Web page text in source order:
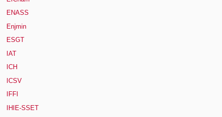
ENASS
Enjmin
ESGT
IAT
ICH
ICSV
IFFI
IHIE-SSET